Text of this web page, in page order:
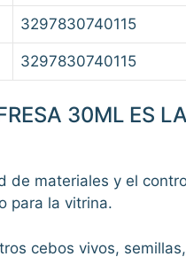
3297830740115
3297830740115
30ML ES
materiales y el
para la vitrina.
cebos vivos,